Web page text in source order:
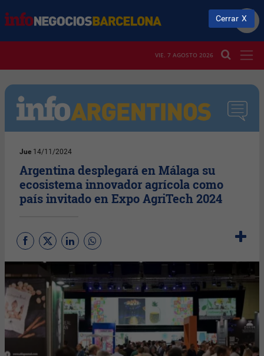
VIE. 7 AGOSTO 2026
Jue 14/11/2024
Argentina desplegará en Málaga su
ecosistema innovador agrícola como
país invitado en Expo AgriTech 2024
Cerrar